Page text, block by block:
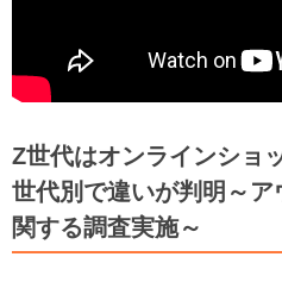
Z世代はオンラインショ
世代別で違いが判明～
関する調査実施～